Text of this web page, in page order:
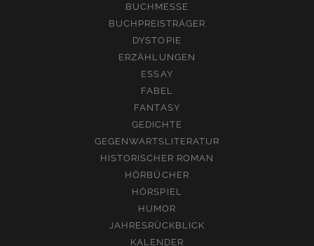
BUCHMESSE
BUCHPREISTRÄGER
DYSTOPIE
ERZÄHLUNGEN
ESSAY
FABEL
FANTASY
GEDICHTE
GEGENWARTSLITERATUR
HISTORISCHER ROMAN
HÖRBÜCHER
HÖRSPIEL
HUMOR
JAHRESRÜCKBLICK
KALENDER